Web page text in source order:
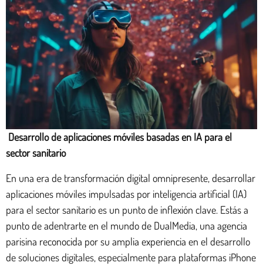
Desarrollo de aplicaciones móviles basadas en IA para el
sector sanitario
En una era de transformación digital omnipresente, desarrollar
aplicaciones móviles impulsadas por inteligencia artificial (IA)
para el sector sanitario es un punto de inflexión clave. Estás a
punto de adentrarte en el mundo de DualMedia, una agencia
parisina reconocida por su amplia experiencia en el desarrollo
de soluciones digitales, especialmente para plataformas iPhone